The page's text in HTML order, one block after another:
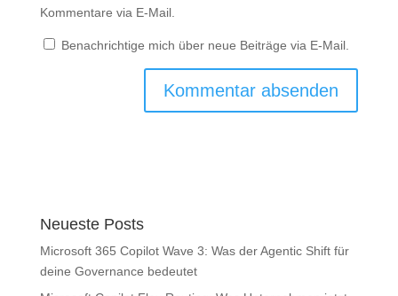
Kommentare via E-Mail.
Benachrichtige mich über neue Beiträge via E-Mail.
Neueste Posts
Microsoft 365 Copilot Wave 3: Was der Agentic Shift für
deine Governance bedeutet